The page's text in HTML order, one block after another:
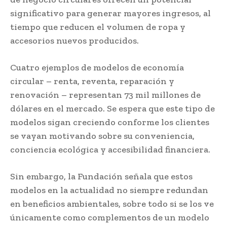
significativo para generar mayores ingresos, al
tiempo que reducen el volumen de ropa y
accesorios nuevos producidos.
Cuatro ejemplos de modelos de economía
circular – renta, reventa, reparación y
renovación – representan 73 mil millones de
dólares en el mercado. Se espera que este tipo de
modelos sigan creciendo conforme los clientes
se vayan motivando sobre su conveniencia,
conciencia ecológica y accesibilidad financiera.
Sin embargo, la Fundación señala que estos
modelos en la actualidad no siempre redundan
en beneficios ambientales, sobre todo si se los ve
únicamente como complementos de un modelo